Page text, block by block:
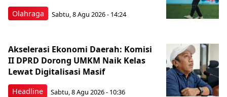
Olahraga Sabtu, 8 Agu 2026 - 14:24
Headline
Akselerasi Ekonomi Daerah: Komisi
II DPRD Dorong UMKM Naik Kelas
Lewat Digitalisasi Masif
Sabtu, 8 Agu 2026 - 10:36